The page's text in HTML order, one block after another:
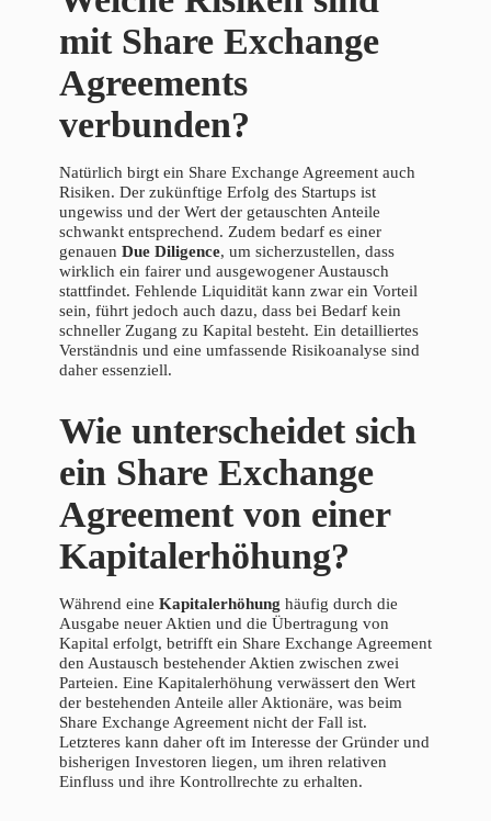
mit Share Exchange
Agreements
verbunden?
Natürlich birgt ein Share Exchange Agreement auch
Risiken. Der zukünftige Erfolg des Startups ist
ungewiss und der Wert der getauschten Anteile
schwankt entsprechend. Zudem bedarf es einer
genauen Due Diligence, um sicherzustellen, dass
wirklich ein fairer und ausgewogener Austausch
stattfindet. Fehlende Liquidität kann zwar ein Vorteil
sein, führt jedoch auch dazu, dass bei Bedarf kein
schneller Zugang zu Kapital besteht. Ein detailliertes
Verständnis und eine umfassende Risikoanalyse sind
daher essenziell.
Wie unterscheidet sich
ein Share Exchange
Agreement von einer
Kapitalerhöhung?
Während eine Kapitalerhöhung häufig durch die
Ausgabe neuer Aktien und die Übertragung von
Kapital erfolgt, betrifft ein Share Exchange Agreement
den Austausch bestehender Aktien zwischen zwei
Parteien. Eine Kapitalerhöhung verwässert den Wert
der bestehenden Anteile aller Aktionäre, was beim
Share Exchange Agreement nicht der Fall ist.
Letzteres kann daher oft im Interesse der Gründer und
bisherigen Investoren liegen, um ihren relativen
Einfluss und ihre Kontrollrechte zu erhalten.